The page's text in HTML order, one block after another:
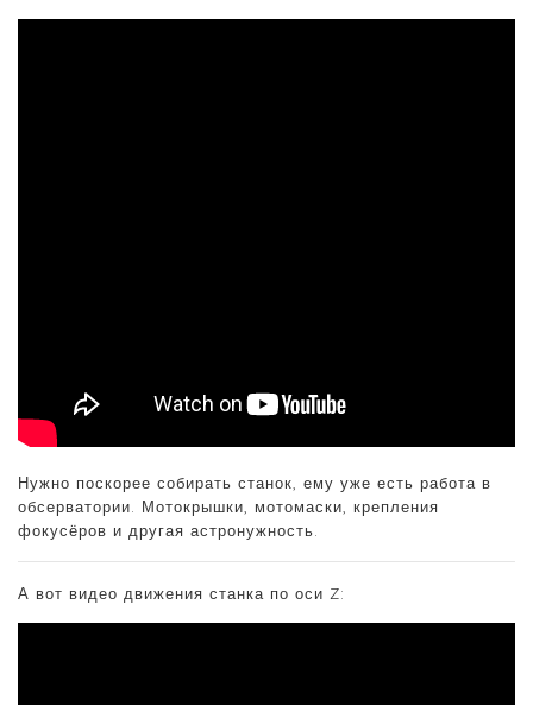
Нужно поскорее собирать станок, ему уже есть работа в
обсерватории. Мотокрышки, мотомаски, крепления
фокусёров и другая астронужность.
А вот видео движения станка по оси Z: